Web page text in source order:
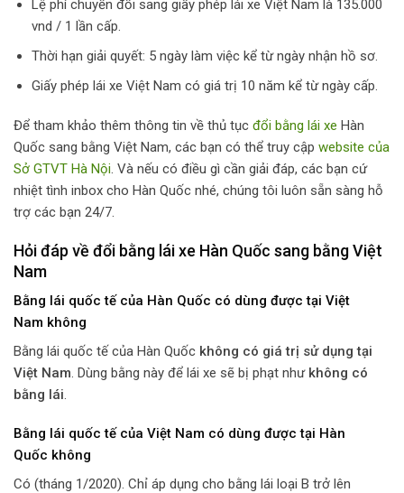
Lệ phí chuyển đổi sang giấy phép lái xe Việt Nam là 135.000
vnd / 1 lần cấp.
Thời hạn giải quyết: 5 ngày làm việc kể từ ngày nhận hồ sơ.
Giấy phép lái xe Việt Nam có giá trị 10 năm kể từ ngày cấp.
Để tham khảo thêm thông tin về thủ tục đổi bằng lái xe Hàn
Quốc sang bằng Việt Nam, các bạn có thể truy cập website của
Sở GTVT Hà Nội. Và nếu có điều gì cần giải đáp, các bạn cứ
nhiệt tình inbox cho Hàn Quốc nhé, chúng tôi luôn sẵn sàng hỗ
trợ các bạn 24/7.
Hỏi đáp về đổi bằng lái xe Hàn Quốc sang bằng Việt
Nam
Bằng lái quốc tế của Hàn Quốc có dùng được tại Việt
Nam không
Bằng lái quốc tế của Hàn Quốc không có giá trị sử dụng tại
Việt Nam. Dùng bằng này để lái xe sẽ bị phạt như không có
bằng lái.
Bằng lái quốc tế của Việt Nam có dùng được tại Hàn
Quốc không
Có (tháng 1/2020). Chỉ áp dụng cho bằng lái loại B trở lên